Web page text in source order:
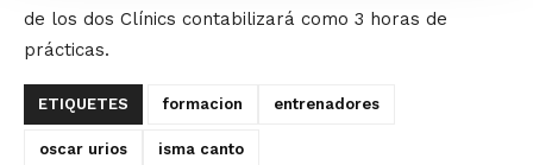
de los dos Clínics contabilizará como 3 horas de
prácticas.
ETIQUETES formacion entrenadores
oscar urios isma canto